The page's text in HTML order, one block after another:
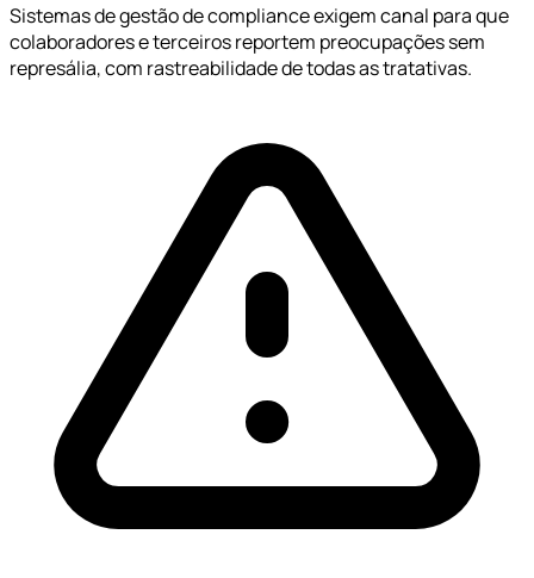
Sistemas de gestão de compliance exigem canal para que
colaboradores e terceiros reportem preocupações sem
represália, com rastreabilidade de todas as tratativas.